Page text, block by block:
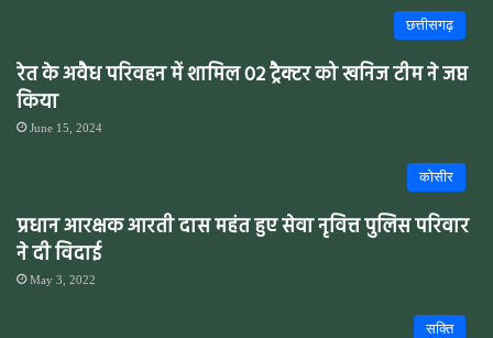
छत्तीसगढ़
रेत के अवैध परिवहन में शामिल 02 ट्रैक्टर को खनिज टीम ने जप्त
किया
June 15, 2024
कोसीर
प्रधान आरक्षक आरती दास महंत हुए सेवा नृवित्त पुलिस परिवार
ने दी विदाई
May 3, 2022
सक्ति